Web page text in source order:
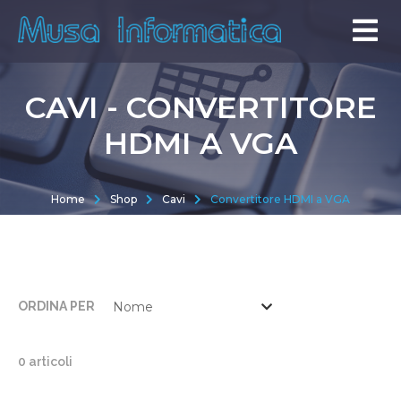
CAVI - CONVERTITORE
HDMI A VGA
Home Shop Cavi Convertitore HDMI a VGA
ORDINA PER
0 articoli